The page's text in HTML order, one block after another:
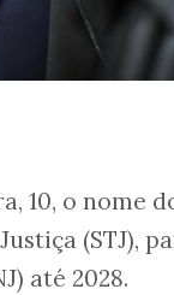
10, o nome
(STJ),
até 2028.